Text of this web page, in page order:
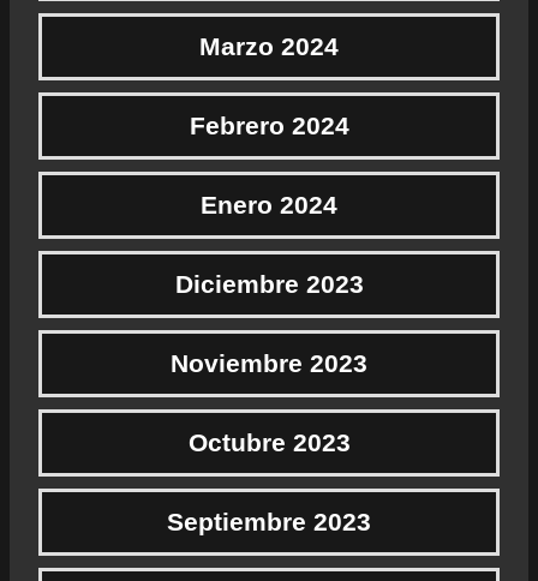
Marzo 2024
Febrero 2024
Enero 2024
Diciembre 2023
Noviembre 2023
Octubre 2023
Septiembre 2023